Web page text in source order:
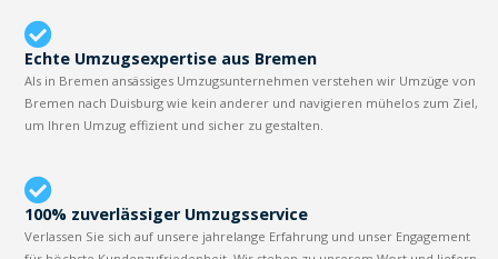
Echte Umzugsexpertise aus Bremen
Als in Bremen ansässiges Umzugsunternehmen verstehen wir Umzüge von
Bremen nach Duisburg wie kein anderer und navigieren mühelos zum Ziel,
um Ihren Umzug effizient und sicher zu gestalten.
100% zuverlässiger Umzugsservice
Verlassen Sie sich auf unsere jahrelange Erfahrung und unser Engagement